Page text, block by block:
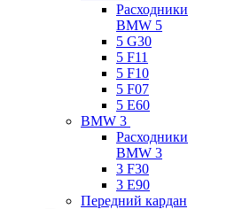
Расходники
BMW 5
5 G30
5 F11
5 F10
5 F07
5 E60
BMW 3
Расходники
BMW 3
3 F30
3 E90
Передний кардан